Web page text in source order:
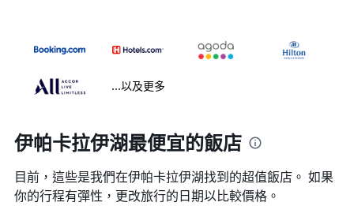
...以及更多
伊帕卡拉伊湖最便宜的飯店
目前，這些是我們在伊帕卡拉伊湖找到的超值飯店。 如果
你的行程有彈性，更改旅行的日期以比較價格。